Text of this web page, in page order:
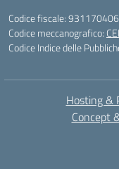
Codice fiscale:
Codice meccanografico:
Codice Indice delle
Hosting &
Concept